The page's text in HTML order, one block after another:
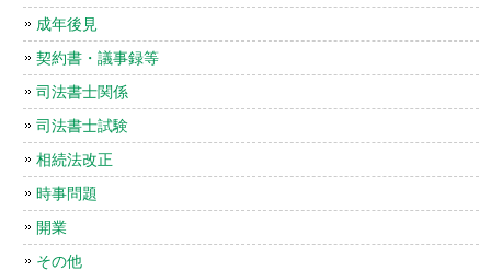
成年後見
契約書・議事録等
司法書士関係
司法書士試験
相続法改正
時事問題
開業
その他